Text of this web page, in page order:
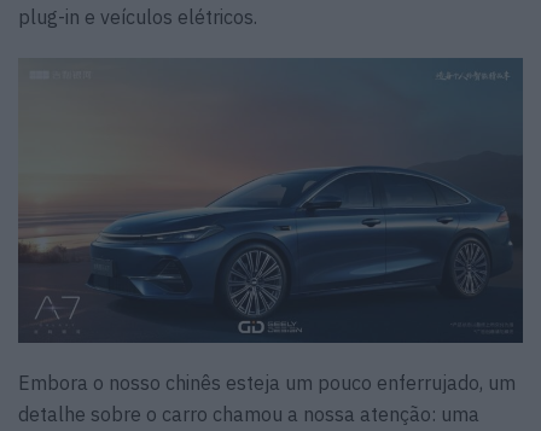
plug-in e veículos elétricos.
Embora o nosso chinês esteja um pouco enferrujado, um
detalhe sobre o carro chamou a nossa atenção: uma